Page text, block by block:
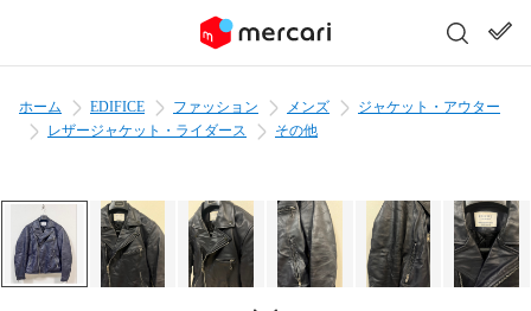
ホーム EDIFICE ファッション メンズ
ジャケット・アウター
レザージャケット・ライダース
その他